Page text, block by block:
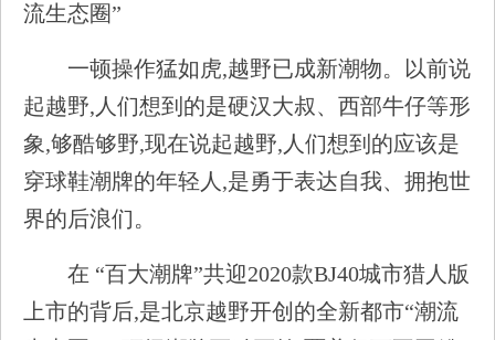
流生态圈”
一顿操作猛如虎,越野已成新潮物。以前说
起越野,人们想到的是硬汉大叔、西部牛仔等形
象,够酷够野,现在说起越野,人们想到的应该是
穿球鞋潮牌的年轻人,是勇于表达自我、拥抱世
界的后浪们。
在 “百大潮牌”共迎2020款BJ40城市猎人版
上市的背后,是北京越野开创的全新都市“潮流